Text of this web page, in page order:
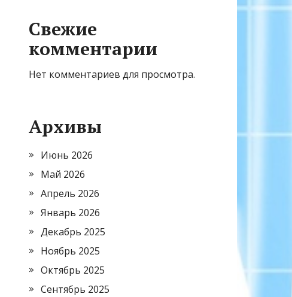
Свежие
комментарии
Нет комментариев для просмотра.
Архивы
Июнь 2026
Май 2026
Апрель 2026
Январь 2026
Декабрь 2025
Ноябрь 2025
Октябрь 2025
Сентябрь 2025